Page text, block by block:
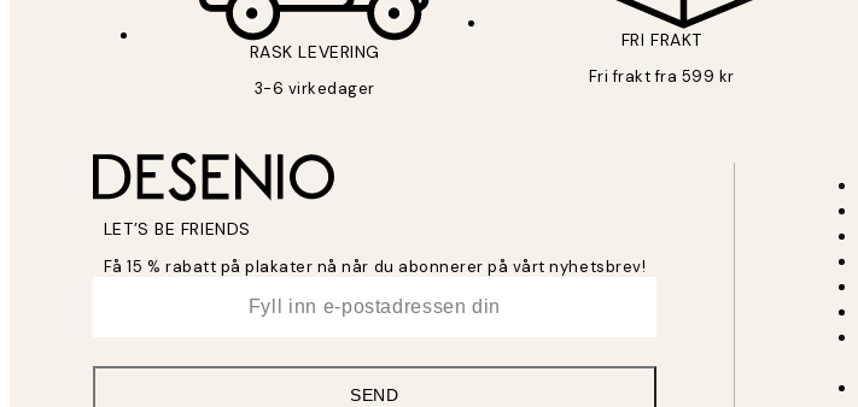
RASK LEVERING
3-6 virkedager
FRI FRAKT
Fri frakt fra 599 kr
LET’S BE FRIENDS
Få 15 % rabatt på plakater nå når du abonnerer på vårt nyhetsbrev!
SEND